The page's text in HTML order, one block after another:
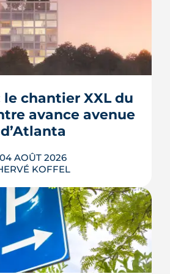
le chantier XXL du
avance avenue
d’Atlanta
04 AOÛT 2026
KOFFEL
à la Roseraie, un
hectares réorganise les
de Toulouse
les buttes de terre